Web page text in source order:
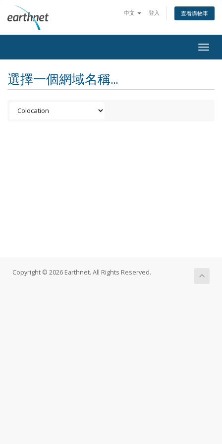
中文 登入 查看購物車
選擇一個網域名稱...
Copyright © 2026 Earthnet. All Rights Reserved.